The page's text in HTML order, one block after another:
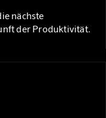
nächste
der Produktivität.